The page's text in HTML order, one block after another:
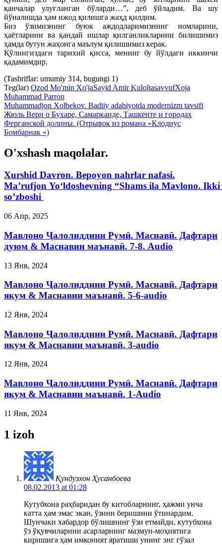
қанчалар улуғланган бўларди…”, деб ўйладим. Ва шу
йўналишда ҳам ижод қилишга жаҳд қилдим.
Биз ўзимизнинг буюк аждодларимизнинг номларини,
ҳаётларини ва қандай ишлар қилганликларини билишимиз
ҳамда бутун жаҳонга маълум қилишимиз керак.
Қўлингиздаги тарихий қисса, менинг бу йўлдаги иккинчи
қадамимдир.
(Tashriflar: umumiy 314, bugungi 1)
Teg(lar) Ozod Mo'min Xo'jaSayid Amir KuloltasavvufXoja
Muhammad Parron
Muhammadjon Xolbekov. Badiiy adabiyotda modernizm tavsifi
Жюль Верн о Бухаре, Самарканде, Ташкенте и городах
Ферганской долины. (Отрывок из романа «Клодиус
Бомбарнак «)
O'xshash maqolalar.
Xurshid Davron. Bepoyon nahrlar nafasi.
Ma’rufjon Yo‘ldoshevning “Shams ila Mavlono.
so’zboshi
06 Апр, 2025
Мавлоно Ҷалолиддини Румӣ. Маснавӣ. Дафтари
дуюм & Маснавии маънавӣ. 7-8. Audio
13 Янв, 2024
Мавлоно Ҷалолиддини Румӣ. Маснавӣ. Дафтари
якум & Маснавии маънавӣ. 5-6-audio
12 Янв, 2024
Мавлоно Ҷалолиддини Румӣ. Маснавӣ. Дафтари
якум & Маснавии маънавӣ. 3-audio
12 Янв, 2024
Мавлоно Ҷалолиддини Румӣ. Маснавӣ. Дафтари
якум & Маснавии маънавӣ. 1-Audio
11 Янв, 2024
1 izoh
Қундузхон Ҳусанбоева
08.02.2013 at 01:28
Кутубхона раҳбаридан бу китобларнинг, ҳажми унча
катта ҳам эмас экан, ўзини беришини ўтинардим.
Шунчаки хабардор бўлишнинг ўзи етмайди, кутубхона
ўз ўқувчиларини асарларнинг мазмун-моҳиятига
киришига ҳам имконият яратиши унинг энг гўзал